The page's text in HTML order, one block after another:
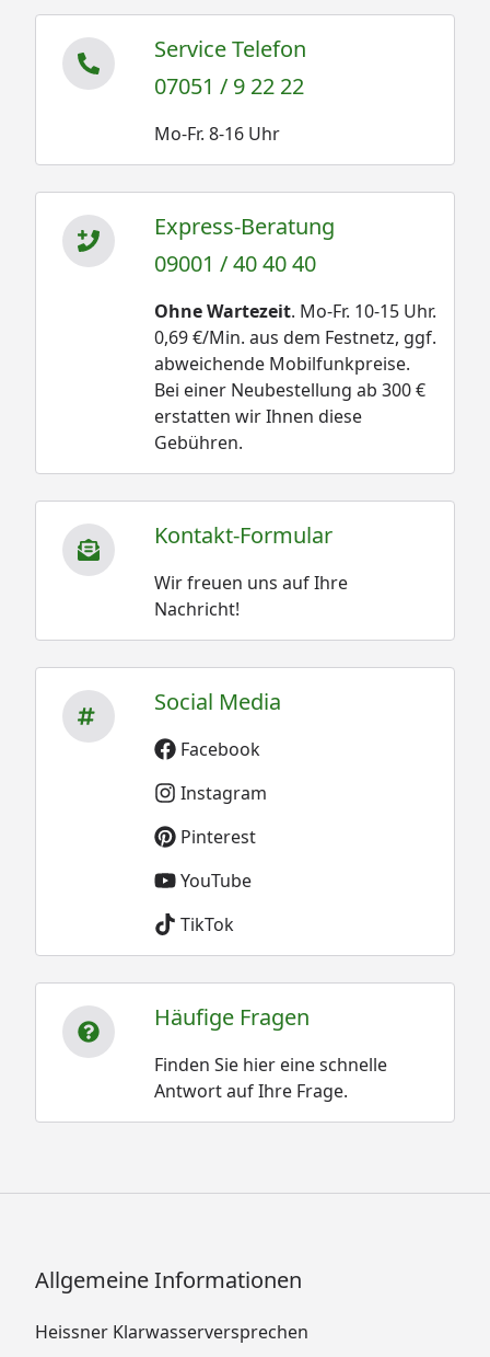
Service Telefon
07051 / 9 22 22
Mo-Fr. 8-16 Uhr
Express-Beratung
09001 / 40 40 40
Ohne Wartezeit. Mo-Fr. 10-15 Uhr.
0,69 €/Min. aus dem Festnetz, ggf.
abweichende Mobilfunkpreise.
Bei einer Neubestellung ab 300 €
erstatten wir Ihnen diese
Gebühren.
Kontakt-Formular
Wir freuen uns auf Ihre
Nachricht!
Social Media
Facebook
Instagram
Pinterest
YouTube
TikTok
Häufige Fragen
Finden Sie hier eine schnelle
Antwort auf Ihre Frage.
Allgemeine Informationen
Heissner Klarwasserversprechen